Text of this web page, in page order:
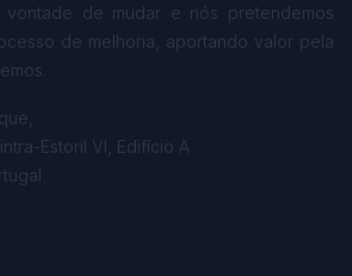
de mudar e nós pretendemos
de melhoria, aportando valor pela
Estoril VI, Edifício A